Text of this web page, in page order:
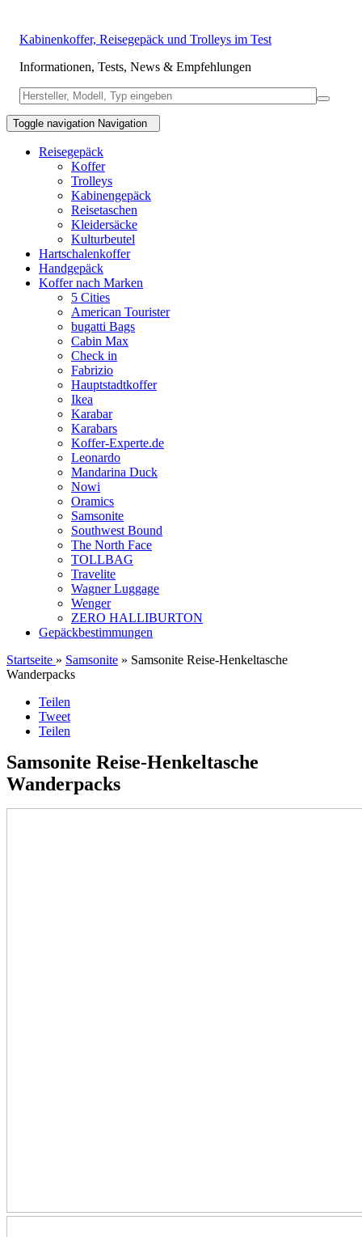
Kabinenkoffer, Reisegepäck und Trolleys im Test
Informationen, Tests, News & Empfehlungen
Toggle navigation Navigation
Reisegepäck
Koffer
Trolleys
Kabinengepäck
Reisetaschen
Kleidersäcke
Kulturbeutel
Hartschalenkoffer
Handgepäck
Koffer nach Marken
5 Cities
American Tourister
bugatti Bags
Cabin Max
Check in
Fabrizio
Hauptstadtkoffer
Ikea
Karabar
Karabars
Koffer-Experte.de
Leonardo
Mandarina Duck
Nowi
Oramics
Samsonite
Southwest Bound
The North Face
TOLLBAG
Travelite
Wagner Luggage
Wenger
ZERO HALLIBURTON
Gepäckbestimmungen
Startseite » Samsonite » Samsonite Reise-Henkeltasche
Wanderpacks
Teilen
Tweet
Teilen
Samsonite Reise-Henkeltasche
Wanderpacks